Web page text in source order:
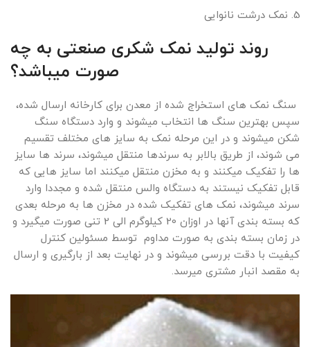
نمک درشت نانوایی
روند تولید نمک شکری صنعتی به چه
صورت میباشد؟
سنگ نمک های استخراج شده از معدن برای کارخانه ارسال شده،
سپس بهترین سنگ ها انتخاب میشوند و وارد دستگاه سنگ
شکن میشوند و در این مرحله نمک به سایز های مختلف تقسیم
می شوند، از طریق بالابر به سرندها منتقل میشوند، سرند ها سایز
ها را تفکیک میکنند و به مخزن منتقل میکنند اما سایز هایی که
قابل تفکیک نیستند به دستگاه والس منتقل شده و مجددا وارد
سرند میشوند، نمک های تفکیک شده در مخزن ها به مرحله بعدی
که بسته بندی آنها در اوزان 20 کیلوگرم الی 2 تنی صورت میگیرد و
در زمان بسته بندی به صورت مداوم توسط مسئولین کنترل
کیفیت با دقت بررسی میشوند و در نهایت بعد از بارگیری و ارسال
به مقصد انبار مشتری میرسد.